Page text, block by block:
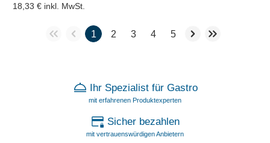
18,33 € inkl. MwSt.
1 2 3 4 5
Ihr Spezialist für Gastro
mit erfahrenen Produktexperten
Sicher bezahlen
mit vertrauenswürdigen Anbietern